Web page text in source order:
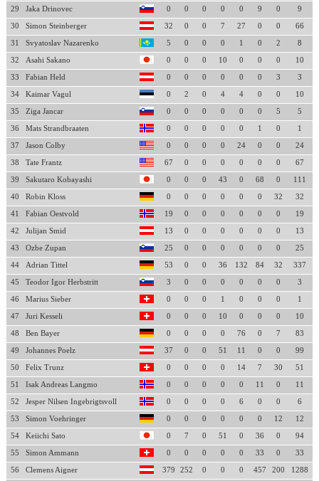
29 Jaka Drinovec 0 0 0 0 0 9 0 9
30 Simon Steinberger 32 0 0 7 27 0 0 66
31 Svyatoslav Nazarenko 5 0 0 0 1 0 2 8
32 Asahi Sakano 0 0 0 10 0 0 0 10
33 Fabian Held 0 0 0 0 0 0 3 3
34 Kaimar Vagul 0 2 0 4 4 0 0 10
35 Ziga Jancar 0 0 0 0 0 0 5 5
36 Mats Strandbraaten 0 0 0 0 0 1 0 1
37 Jason Colby 0 0 0 0 24 0 0 24
38 Tate Frantz 67 0 0 0 0 0 0 67
39 Sakutaro Kobayashi 0 0 0 43 0 68 0 111
40 Robin Kloss 0 0 0 0 0 0 32 32
41 Fabian Oestvold 19 0 0 0 0 0 0 19
42 Julijan Smid 13 0 0 0 0 0 0 13
43 Ozbe Zupan 25 0 0 0 0 0 0 25
44 Adrian Tittel 53 0 0 36 132 84 32 337
45 Teodor Igor Herbstritt 3 0 0 0 0 0 0 3
46 Marius Sieber 0 0 0 1 0 0 0 1
47 Juri Kesseli 0 0 0 10 0 0 0 10
48 Ben Bayer 0 0 0 0 76 0 7 83
49 Johannes Poelz 37 0 0 51 11 0 0 99
50 Felix Trunz 0 0 0 0 14 7 30 51
51 Isak Andreas Langmo 0 0 0 0 0 11 0 11
52 Jesper Nilsen Ingebrigtsvoll 0 0 0 0 6 0 0 6
53 Simon Voehringer 0 0 0 0 0 0 12 12
54 Keiichi Sato 0 7 0 51 0 36 0 94
55 Simon Ammann 0 0 0 0 0 33 0 33
56 Clemens Aigner 379 252 0 0 0 457 200 1288